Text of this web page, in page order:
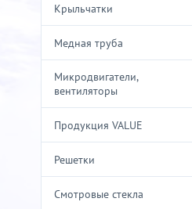
Крыльчатки
Медная труба
Микродвигатели,
вентиляторы
Продукция VALUE
Решетки
Смотровые стекла